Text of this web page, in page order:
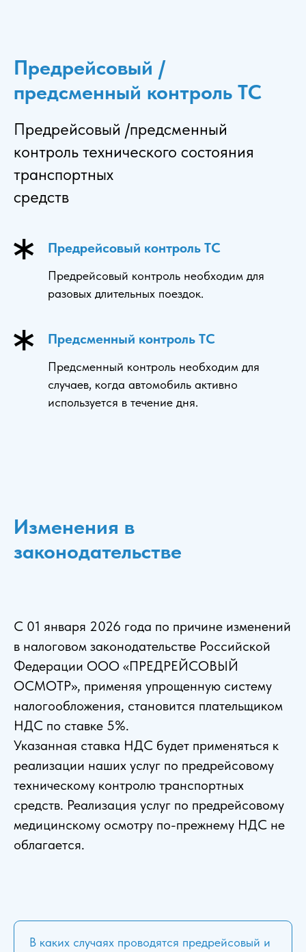
Предрейсовый /
предсменный контроль ТС
Предрейсовый /предсменный
контроль технического состояния
транспортных
средств
Предрейсовый контроль ТС
Предрейсовый контроль необходим для
разовых длительных поездок.
Предсменный контроль ТС
Предсменный контроль необходим для
случаев, когда автомобиль активно
используется в течение дня.
Изменения в
законодательстве
С 01 января 2026 года по причине изменений
в налоговом законодательстве Российской
Федерации ООО «ПРЕДРЕЙСОВЫЙ
ОСМОТР», применяя упрощенную систему
налогообложения, становится плательщиком
НДС по ставке 5%.
Указанная ставка НДС будет применяться к
реализации наших услуг по предрейсовому
техническому контролю транспортных
средств. Реализация услуг по предрейсовому
медицинскому осмотру по-прежнему НДС не
облагается.
В каких случаях проводятся предрейсовый и